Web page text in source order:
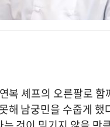
복 셰프의 오른팔로
해 남궁민을 수줍게